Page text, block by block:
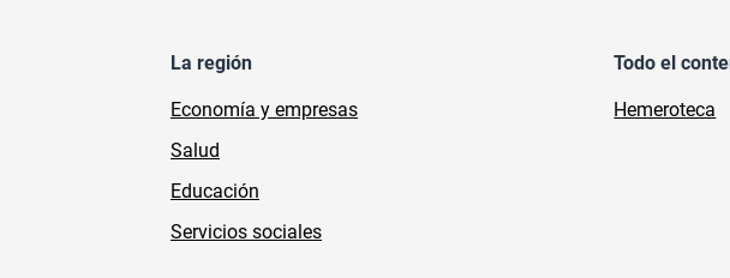
La región
Economía y empresas
Salud
Educación
Servicios sociales
Todo el
Hemeroteca